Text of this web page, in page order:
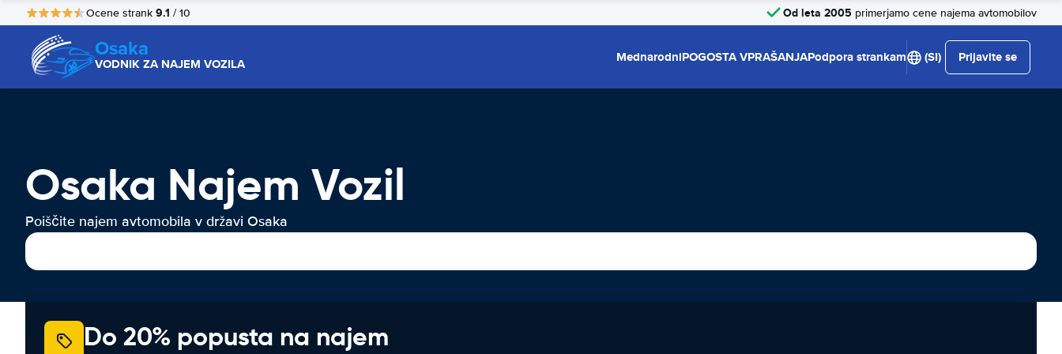
Ocene strank 9.1 / 10 Od leta 2005 primerjamo cene najema avtomobilov
Osaka
VODNIK ZA NAJEM VOZILA MednarodniPOGOSTA VPRAŠANJAPodpora strankam (SI) Prijavite se
Osaka Najem Vozil
Poiščite najem avtomobila v državi Osaka
Do 20% popusta na najem